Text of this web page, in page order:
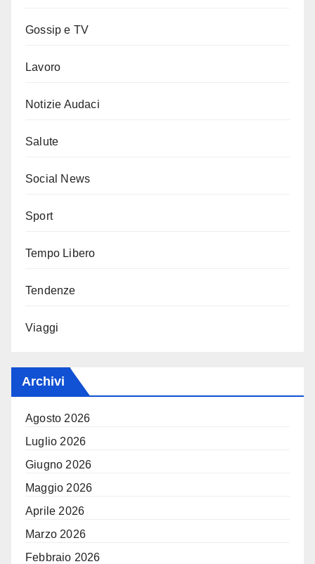
Gossip e TV
Lavoro
Notizie Audaci
Salute
Social News
Sport
Tempo Libero
Tendenze
Viaggi
Archivi
Agosto 2026
Luglio 2026
Giugno 2026
Maggio 2026
Aprile 2026
Marzo 2026
Febbraio 2026